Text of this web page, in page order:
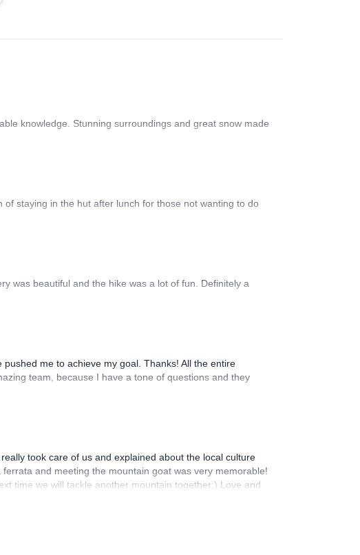
knowledge. Stunning surroundings and great snow made
staying in the hut after lunch for those not wanting to do
was beautiful and the hike was a lot of fun. Definitely a
me to achieve my goal. Thanks! All the entire
team, because I have a tone of questions and they
took care of us and explained about the local culture
and meeting the mountain goat was very memorable!
time we will tackle another mountain together:) Love and